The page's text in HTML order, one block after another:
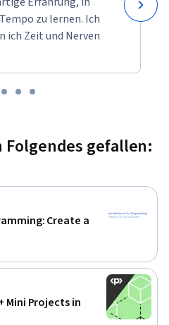
zu lernen. Ich
ich Zeit und Nerven
gefallen:
Create a
Mini Projects in